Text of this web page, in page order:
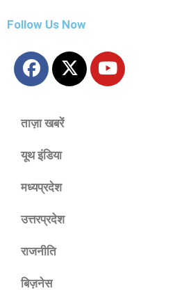
Follow Us Now
ताज़ा खबरें
यूथ इंडिया
मध्यप्रदेश
उत्तरप्रदेश
राजनीति
बिज़नेस